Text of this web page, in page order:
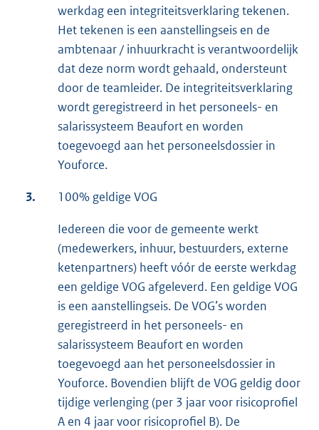
werkdag een integriteitsverklaring tekenen.
Het tekenen is een aanstellingseis en de
ambtenaar / inhuurkracht is verantwoordelijk
dat deze norm wordt gehaald, ondersteunt
door de teamleider. De integriteitsverklaring
wordt geregistreerd in het personeels- en
salarissysteem Beaufort en worden
toegevoegd aan het personeelsdossier in
Youforce.
3. 100% geldige VOG
Iedereen die voor de gemeente werkt
(medewerkers, inhuur, bestuurders, externe
ketenpartners) heeft vóór de eerste werkdag
een geldige VOG afgeleverd. Een geldige VOG
is een aanstellingseis. De VOG’s worden
geregistreerd in het personeels- en
salarissysteem Beaufort en worden
toegevoegd aan het personeelsdossier in
Youforce. Bovendien blijft de VOG geldig door
tijdige verlenging (per 3 jaar voor risicoprofiel
A en 4 jaar voor risicoprofiel B). De